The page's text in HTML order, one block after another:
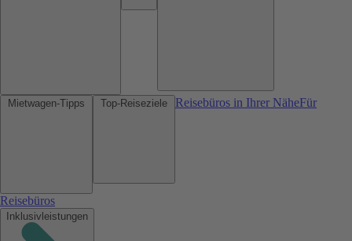
Reisebüros in Ihrer NäheFür
Reisebüros
Inklusivleistungen